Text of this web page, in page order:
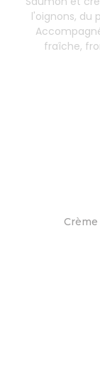
l'oignons, du
fraîche,